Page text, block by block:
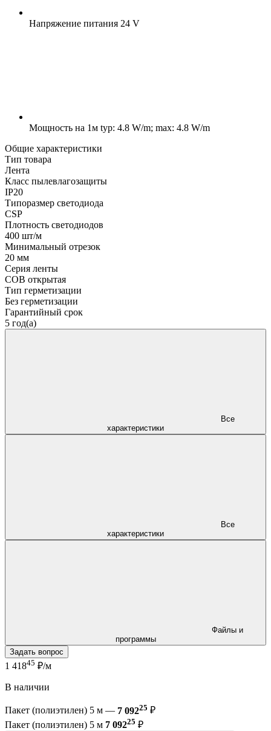
Напряжение питания 24 V
Мощность на 1м typ: 4.8 W/m; max: 4.8 W/m
Общие характеристики
Тип товара
Лента
Класс пылевлагозащиты
IP20
Типоразмер светодиода
CSP
Плотность светодиодов
400 шт/м
Минимальный отрезок
20 мм
Серия ленты
COB открытая
Тип герметизации
Без герметизации
Гарантийный срок
5 год(а)
характеристики
характеристики
программы
Задать вопрос
1 41845 ₽/м
В наличии
Пакет (полиэтилен) 5 м — 7 09225 ₽
Пакет (полиэтилен) 5 м 7 09225 ₽